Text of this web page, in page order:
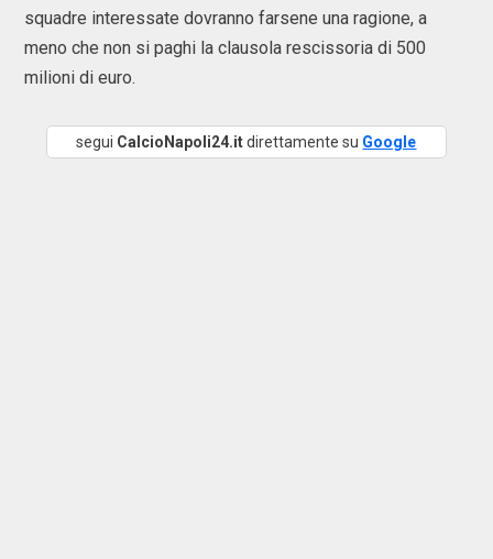
squadre interessate dovranno farsene una ragione, a
meno che non si paghi la clausola rescissoria di 500
milioni di euro.
segui CalcioNapoli24.itdirettamente su Google